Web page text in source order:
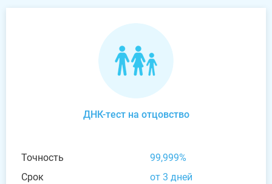
ДНК-тест на отцовство
Точность
99,999%
Срок
от 3 дней